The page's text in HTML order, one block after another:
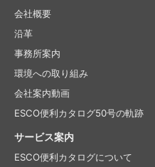
会社概要
沿革
事務所案内
環境への取り組み
会社案内動画
ESCO便利カタログ50号の軌跡
サービス案内
ESCO便利カタログについて